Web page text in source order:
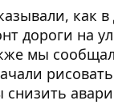
как
дороги на
мы
снизить